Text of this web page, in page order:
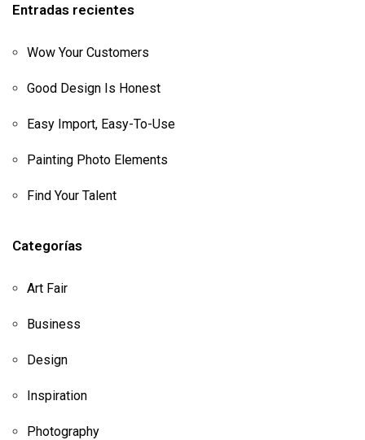
Entradas recientes
Wow Your Customers
Good Design Is Honest
Easy Import, Easy-To-Use
Painting Photo Elements
Find Your Talent
Categorías
Art Fair
Business
Design
Inspiration
Photography